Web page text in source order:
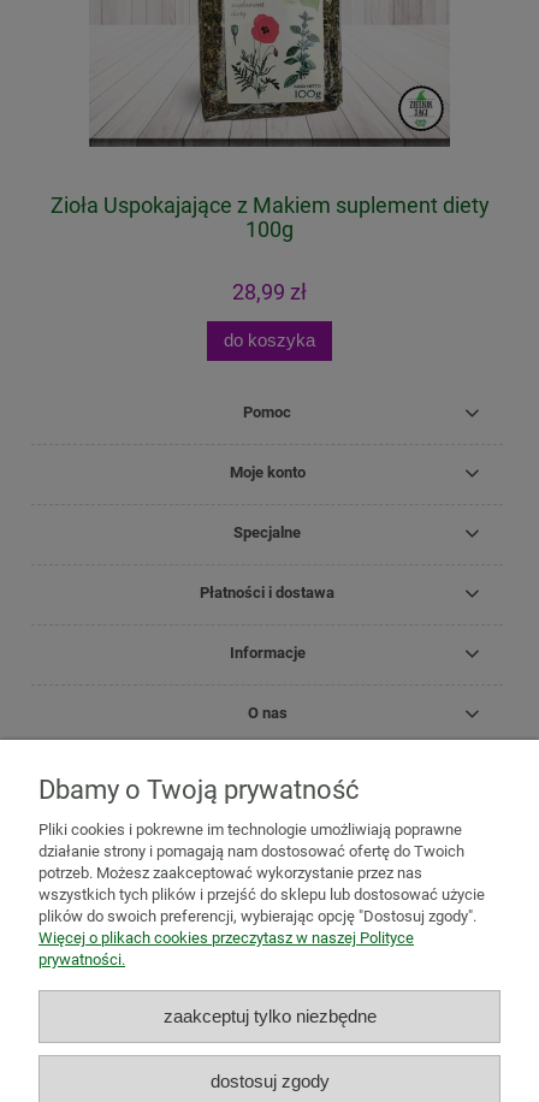
Zioła Uspokajające z Makiem suplement diety
100g
28,99 zł
do koszyka
Pomoc
Moje konto
Specjalne
Płatności i dostawa
Informacje
O nas
Copyright Zielnik Jagi
Mazidła, maści, oleje lecznicze Olejki Olejki eteryczne
Olejki
pielęgnacyjne
Kosmetyki Biomika
Black for White
Medicprogress
Sól do kąpieli Zioła do kąpieli
Susze, herbatki
ziołowe i owocowe
Zioła jednorodne Mieszanki ziołowe
Zioła
mielone
Mieszanki owocowo-ziołowe
Herbatki funkcjonalne
Zioła na trawienie i wzdęcia
koncentrację i stres
Adaptogeny
Zioła na wieczną młodość
Zioła dla aktywnych
Zioła dla kobiet Zioła dla mężczyzn
Zioła i
Suplementy diety Natura Wita
Dbamy o Twoją prywatność
Pliki cookies i pokrewne im technologie umożliwiają poprawne
działanie strony i pomagają nam dostosować ofertę do Twoich
potrzeb. Możesz zaakceptować wykorzystanie przez nas
wszystkich tych plików i przejść do sklepu lub dostosować użycie
plików do swoich preferencji, wybierając opcję "Dostosuj zgody".
Więcej o plikach cookies przeczytasz w naszej Polityce
prywatności.
zaakceptuj tylko niezbędne
dostosuj zgody